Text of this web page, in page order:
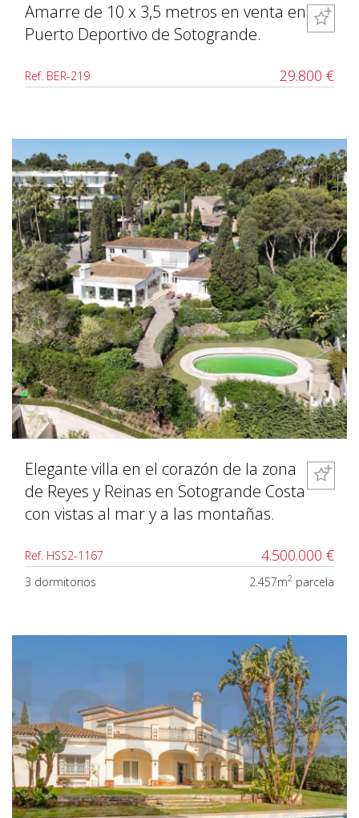
Amarre de 10 x 3,5 metros en venta en
Puerto Deportivo de Sotogrande.
Ref. BER-219 29.800 €
Elegante villa en el corazón de la zona
de Reyes y Reinas en Sotogrande Costa
con vistas al mar y a las montañas.
Ref. HSS2-1167 4.500.000 €
3 dormitorios 2.457m2 parcela